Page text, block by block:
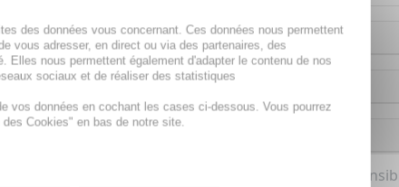
Dentifrice gencives
des données vous concernant. Ces données nous permettent
vous adresser, en direct ou via des partenaires, des
nous permettent également d'adapter le contenu de nos
sociaux et de réaliser des statistiques
vos données en cochant les cases ci-dessous. Vous pourrez
Cookies" en bas de notre site.